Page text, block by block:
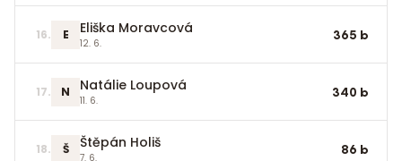
16. E Eliška Moravcová
12. 6.
365 b
17. N Natálie Loupová
11. 6.
340 b
18. Š Štěpán Holiš
7. 6.
86 b